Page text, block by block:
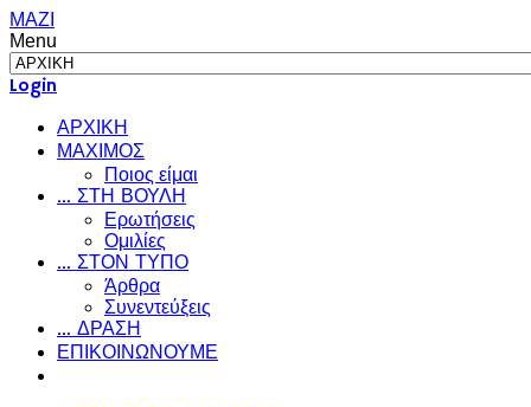
ΜΑΖΙ
Menu
Login
ΑΡΧΙΚΗ
ΜΑΧΙΜΟΣ
Ποιος είμαι
... ΣΤΗ ΒΟΥΛΗ
Ερωτήσεις
Ομιλίες
... ΣΤΟΝ ΤΥΠΟ
Άρθρα
Συνεντεύξεις
... ΔΡΑΣΗ
ΕΠΙΚΟΙΝΩΝΟΥΜΕ